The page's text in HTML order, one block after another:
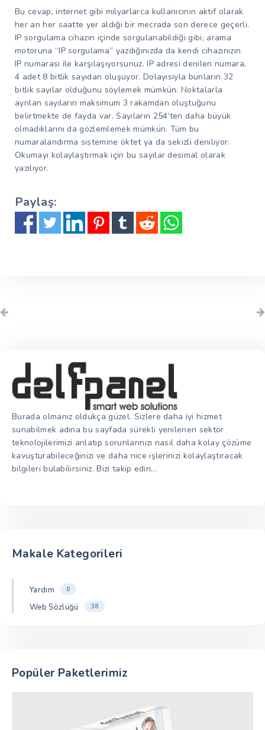
Bu cevap, internet gibi milyarlarca kullanıcının aktif olarak
her an her saatte yer aldığı bir mecrada son derece geçerli.
IP sorgulama cihazın içinde sorgulanabildiği gibi; arama
motoruna “IP sorgulama” yazdığınızda da kendi cihazınızın
IP numarası ile karşılaşıyorsunuz. IP adresi denilen numara,
4 adet 8 bitlik sayıdan oluşuyor. Dolayısıyla bunların 32
bitlik sayılar olduğunu söylemek mümkün. Noktalarla
ayrılan sayıların maksimum 3 rakamdan oluştuğunu
belirtmekte de fayda var. Sayıların 254’ten daha büyük
olmadıklarını da gözlemlemek mümkün. Tüm bu
numaralandırma sistemine öktet ya da sekizli deniliyor.
Okumayı kolaylaştırmak için bu sayılar desimal olarak
yazılıyor.
Paylaş:
Burada olmanız oldukça güzel. Sizlere daha iyi hizmet
sunabilmek adına bu sayfada sürekli yenilenen sektör
teknolojilerimizi anlatıp sorunlarınızı nasıl daha kolay çözüme
kavuşturabileceğinizi ve daha nice işlerinizi kolaylaştıracak
bilgileri bulabilirsiniz. Bizi takip edin...
Makale Kategorileri
Yardım 0
Web Sözlüğü 38
Popüler Paketlerimiz